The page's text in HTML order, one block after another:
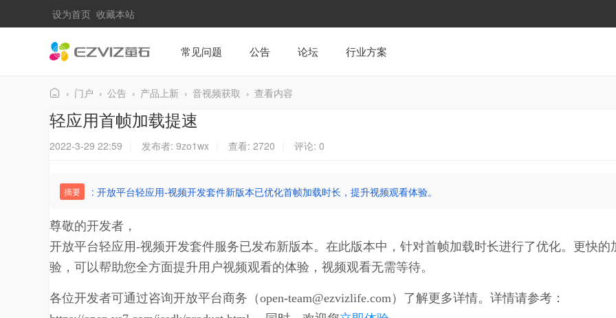
设为首页 收藏本站
常见问题 公告 论坛 行业方案
萤
石
社
› 门户 › 公告 › 产品上新 › 音视频获取 › 查看内容
轻应用首帧加载提速
2022-3-29 22:59 发布者: 9zo1wx 查看: 2720 评论: 0
摘要 : 开放平台轻应用-视频开发套件新版本已优化首帧加载时长，提升视频观看体验。
尊敬的开发者，
开放平台轻应用-视频开发套件服务已发布新版本。在此版本中， 针对首帧加载时长进行了优化。更快的
验，可以帮助您全方面提升用户视频观看的体验，视频观看无需等待。
各位开发者可通过咨询开放平台商务（open-team@ezvizlife.com）了解更多详情。详情请参考：